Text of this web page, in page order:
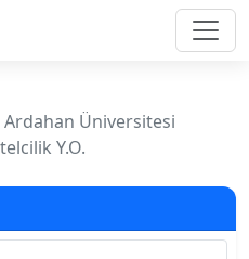
Ardahan Üniversitesi
Y.O.